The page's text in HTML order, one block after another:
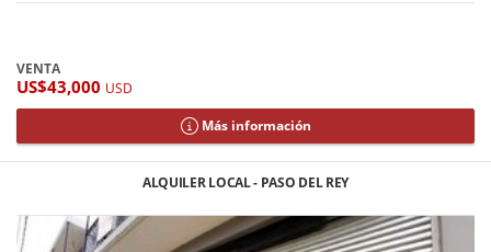
VENTA
US$43,000 USD
Más información
ALQUILER LOCAL - PASO DEL REY